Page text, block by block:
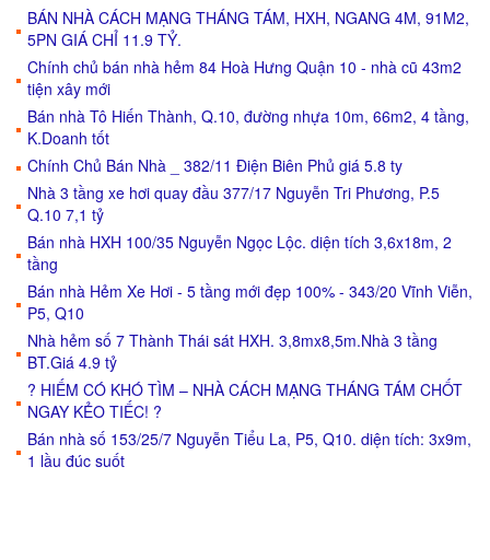
BÁN NHÀ CÁCH MẠNG THÁNG TÁM, HXH, NGANG 4M, 91M2,
5PN GIÁ CHỈ 11.9 TỶ.
Chính chủ bán nhà hẻm 84 Hoà Hưng Quận 10 - nhà cũ 43m2
tiện xây mới
Bán nhà Tô Hiến Thành, Q.10, đường nhựa 10m, 66m2, 4 tầng,
K.Doanh tốt
Chính Chủ Bán Nhà _ 382/11 Điện Biên Phủ giá 5.8 ty
Nhà 3 tầng xe hơi quay đầu 377/17 Nguyễn Tri Phương, P.5
Q.10 7,1 tỷ
Bán nhà HXH 100/35 Nguyễn Ngọc Lộc. diện tích 3,6x18m, 2
tầng
Bán nhà Hẻm Xe Hơi - 5 tầng mới đẹp 100% - 343/20 Vĩnh Viễn,
P5, Q10
Nhà hẻm số 7 Thành Thái sát HXH. 3,8mx8,5m.Nhà 3 tầng
BT.Giá 4.9 tỷ
? HIẾM CÓ KHÓ TÌM – NHÀ CÁCH MẠNG THÁNG TÁM CHỐT
NGAY KẺO TIẾC! ?
Bán nhà số 153/25/7 Nguyễn Tiểu La, P5, Q10. diện tích: 3x9m,
1 lầu đúc suốt